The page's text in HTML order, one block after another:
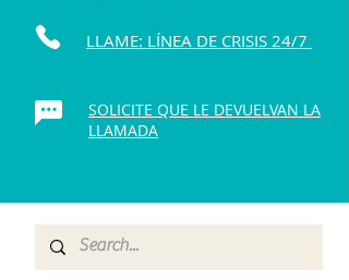
LLAME: LÍNEA DE CRISIS 24/7
SOLICITE QUE LE DEVUELVAN LA
LLAMADA